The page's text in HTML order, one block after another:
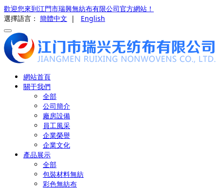
歡迎您來到江門市瑞興無紡布有限公司官方網站！
選擇語言： 簡體中文 | English
網站首頁
關于我們
全部
公司簡介
廠房設備
員工風采
企業榮譽
企業文化
產品展示
全部
包裝材料無紡
彩色無紡布